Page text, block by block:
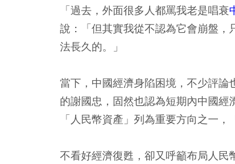
「過去，外面很多人都罵我老是唱衰
說：「但其實我從不認為它會崩盤，
法長久的。」
當下，中國經濟身陷困境，不少評
的謝國忠，固然也認為短期內中國
「人民幣資產」列為重要方向之一
不看好經濟復甦，卻又呼籲布局人